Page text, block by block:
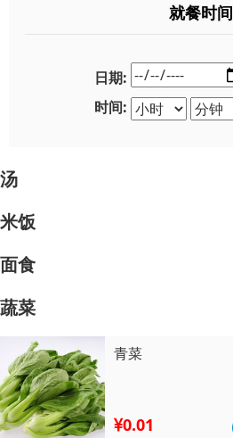
就餐时间
日期:
时间:
汤
米饭
面食
蔬菜
青菜
0.01